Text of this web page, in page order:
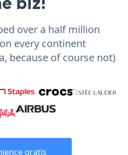
over a half million
every continent
because of course not)
gratis